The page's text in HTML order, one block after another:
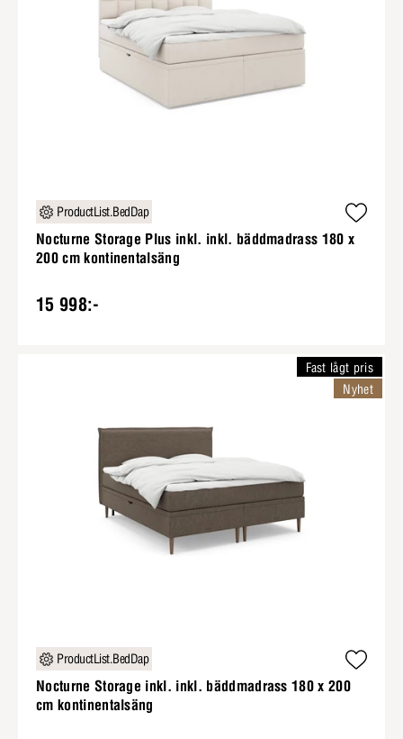
ProductList.BedDap
Nocturne Storage Plus inkl. inkl. bäddmadrass 180 x
200 cm kontinentalsäng
15 998:-
ProductList.BedDap
Nocturne Storage inkl. inkl. bäddmadrass 180 x 200
cm kontinentalsäng
Fast lågt pris
Nyhet